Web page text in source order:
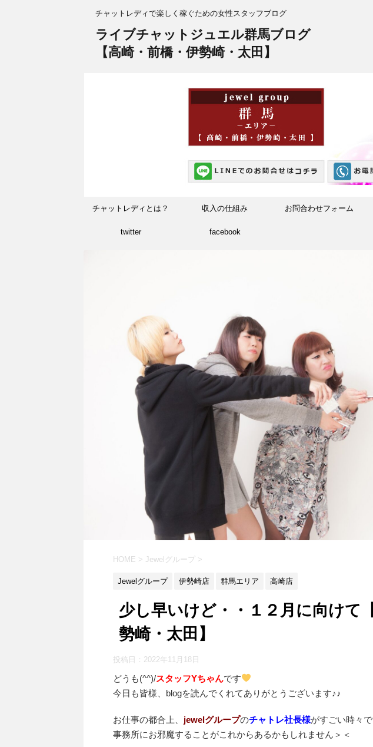
チャットレディで楽しく稼ぐための女性スタッフブログ
ライブチャットジュエル群馬ブログ
【高崎・前橋・伊勢崎・太田】
チャットレディとは？ 収入の仕組み お問合わせフォーム
twitter facebook
HOME > Jewelグループ >
Jewelグループ 伊勢崎店 群馬エリア 高崎店
少し早いけど・・１２月に向けて
勢崎・太田】
投稿日： 2022年11月18日
どうも(^^)/スタッフYちゃんです
今日も皆様、blogを読んでくれてありがとうございます♪♪
お仕事の都合上、 jewelグループのチャトレ社長様がすごい時々
事務所にお邪魔することがこれからあるかもしれません＞＜